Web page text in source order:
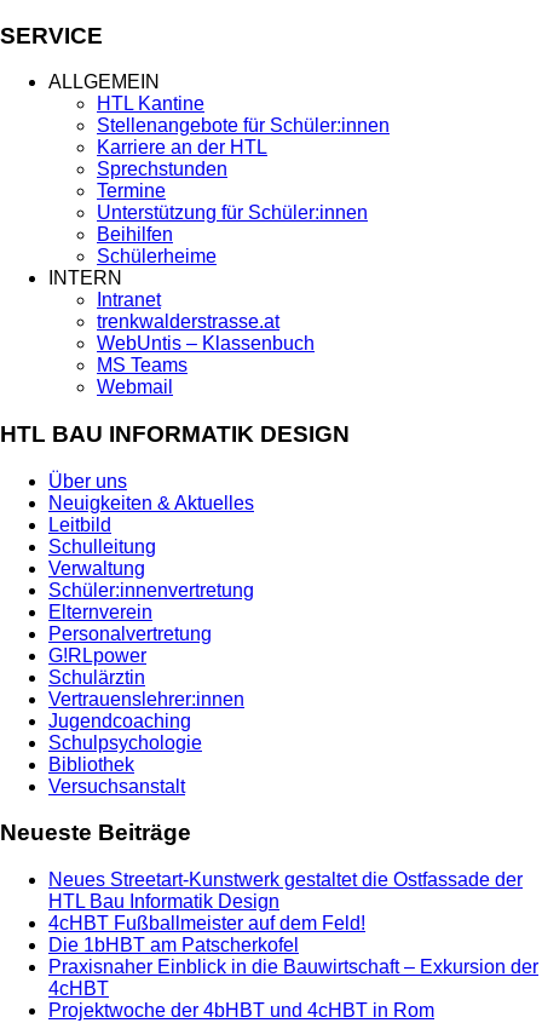
SERVICE
ALLGEMEIN
HTL Kantine
Stellenangebote für Schüler:innen
Karriere an der HTL
Sprechstunden
Termine
Unterstützung für Schüler:innen
Beihilfen
Schülerheime
INTERN
Intranet
trenkwalderstrasse.at
WebUntis – Klassenbuch
MS Teams
Webmail
HTL BAU INFORMATIK DESIGN
Über uns
Neuigkeiten & Aktuelles
Leitbild
Schulleitung
Verwaltung
Schüler:innenvertretung
Elternverein
Personalvertretung
G!RLpower
Schulärztin
Vertrauenslehrer:innen
Jugendcoaching
Schulpsychologie
Bibliothek
Versuchsanstalt
Neueste Beiträge
Neues Streetart-Kunstwerk gestaltet die Ostfassade der
HTL Bau Informatik Design
4cHBT Fußballmeister auf dem Feld!
Die 1bHBT am Patscherkofel
Praxisnaher Einblick in die Bauwirtschaft – Exkursion der
4cHBT
Projektwoche der 4bHBT und 4cHBT in Rom